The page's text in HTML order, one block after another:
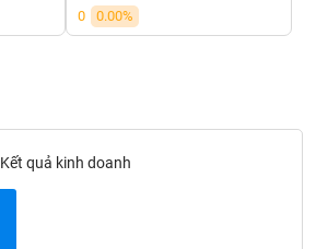
0
0.00%
Kết quả kinh doanh
Chỉ số Chứng chỉ quỹ